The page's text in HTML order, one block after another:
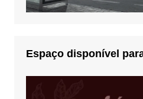
Espaço disponível